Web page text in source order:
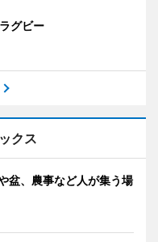
グビー
クス
盆、農事など人が集う場